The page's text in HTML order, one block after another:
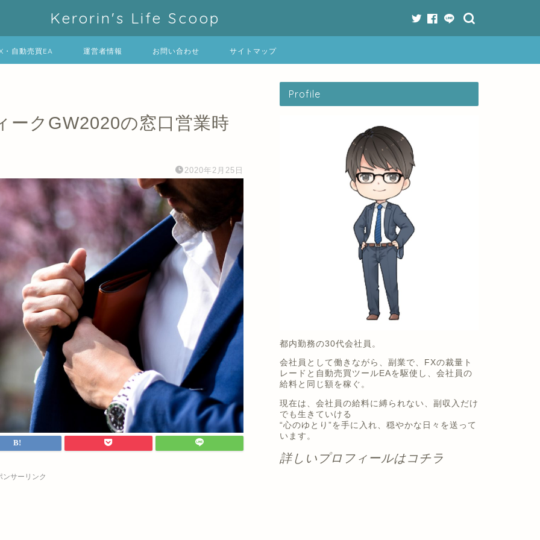
Kerorin's Life Scoop
・自動売買EA 運営者情報 お問い合わせ サイトマップ
ークGW2020の窓口営業時
2020年2月25日
ンサーリンク
Profile
都内勤務の30代会社員。
会社員として働きながら、副業で、FXの裁量ト
レードと自動売買ツールEAを駆使し、会社員の
給料と同じ額を稼ぐ。
現在は、会社員の給料に縛られない、副収入だけ
でも生きていける
“心のゆとり”を手に入れ、穏やかな日々を送って
います。
詳しいプロフィールはコチラ